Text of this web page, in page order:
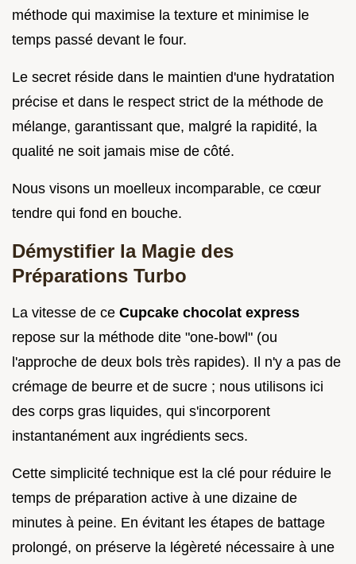
méthode qui maximise la texture et minimise le
temps passé devant le four.
Le secret réside dans le maintien d'une hydratation
précise et dans le respect strict de la méthode de
mélange, garantissant que, malgré la rapidité, la
qualité ne soit jamais mise de côté.
Nous visons un moelleux incomparable, ce cœur
tendre qui fond en bouche.
Démystifier la Magie des
Préparations Turbo
La vitesse de ce Cupcake chocolat express
repose sur la méthode dite "one-bowl" (ou
l'approche de deux bols très rapides). Il n'y a pas de
crémage de beurre et de sucre ; nous utilisons ici
des corps gras liquides, qui s'incorporent
instantanément aux ingrédients secs.
Cette simplicité technique est la clé pour réduire le
temps de préparation active à une dizaine de
minutes à peine. En évitant les étapes de battage
prolongé, on préserve la légèreté nécessaire à une